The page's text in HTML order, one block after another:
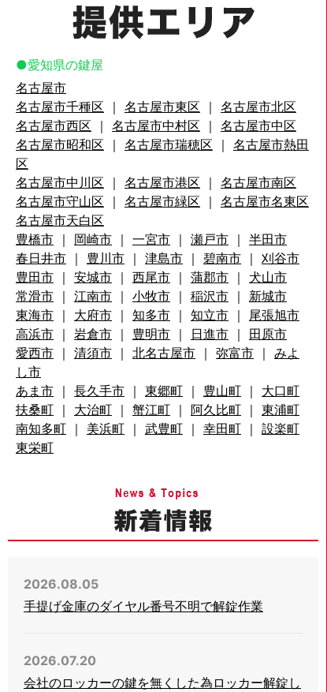
愛知県の鍵屋
名古屋市
名古屋市千種区 ｜ 名古屋市東区 ｜ 名古屋市北区
名古屋市西区 ｜ 名古屋市中村区 ｜ 名古屋市中区
名古屋市昭和区 ｜ 名古屋市瑞穂区 ｜ 名古屋市熱田
区
名古屋市中川区 ｜ 名古屋市港区 ｜ 名古屋市南区
名古屋市守山区 ｜ 名古屋市緑区 ｜ 名古屋市名東区
名古屋市天白区
豊橋市 ｜ 岡崎市 ｜ 一宮市 ｜ 瀬戸市 ｜ 半田市
春日井市 ｜ 豊川市 ｜ 津島市 ｜ 碧南市 ｜ 刈谷市
豊田市 ｜ 安城市 ｜ 西尾市 ｜ 蒲郡市 ｜ 犬山市
常滑市 ｜ 江南市 ｜ 小牧市 ｜ 稲沢市 ｜ 新城市
東海市 ｜ 大府市 ｜ 知多市 ｜ 知立市 ｜ 尾張旭市
高浜市 ｜ 岩倉市 ｜ 豊明市 ｜ 日進市 ｜ 田原市
愛西市 ｜ 清須市 ｜ 北名古屋市 ｜ 弥富市 ｜ みよ
し市
あま市 ｜ 長久手市 ｜ 東郷町 ｜ 豊山町 ｜ 大口町
扶桑町 ｜ 大治町 ｜ 蟹江町 ｜ 阿久比町 ｜ 東浦町
南知多町 ｜ 美浜町 ｜ 武豊町 ｜ 幸田町 ｜ 設楽町
東栄町
2026.08.05
手提げ金庫のダイヤル番号不明で解錠作業
2026.07.20
会社のロッカーの鍵を無くした為ロッカー解錠し